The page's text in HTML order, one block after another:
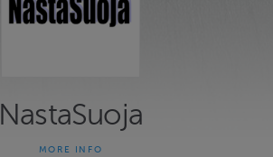
NastaSuoja
MORE INFO